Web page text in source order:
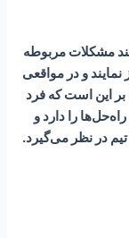
مشکلات مربوطه
و در مواقعی
بر این است که فرد
را دارد و
تیم در نظر می‌گیرد.